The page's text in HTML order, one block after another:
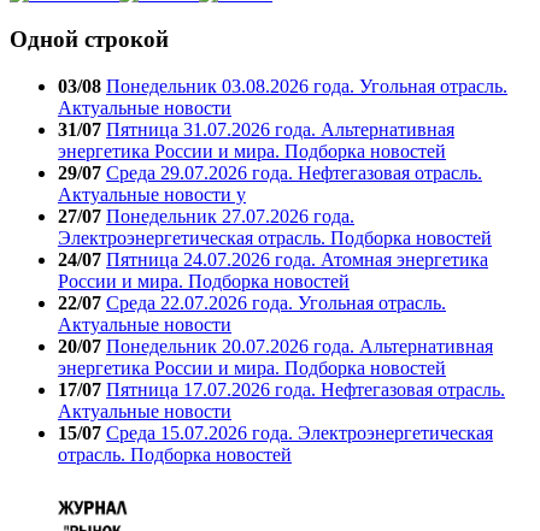
Одной строкой
03/08 Понедельник 03.08.2026 года. Угольная отрасль.
Актуальные новости
31/07 Пятница 31.07.2026 года. Альтернативная
энергетика России и мира. Подборка новостей
29/07 Среда 29.07.2026 года. Нефтегазовая отрасль.
Актуальные новости у
27/07 Понедельник 27.07.2026 года.
Электроэнергетическая отрасль. Подборка новостей
24/07 Пятница 24.07.2026 года. Атомная энергетика
России и мира. Подборка новостей
22/07 Среда 22.07.2026 года. Угольная отрасль.
Актуальные новости
20/07 Понедельник 20.07.2026 года. Альтернативная
энергетика России и мира. Подборка новостей
17/07 Пятница 17.07.2026 года. Нефтегазовая отрасль.
Актуальные новости
15/07 Среда 15.07.2026 года. Электроэнергетическая
отрасль. Подборка новостей